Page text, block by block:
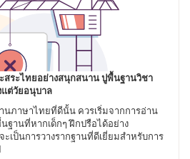
สระไทยอย่างสนุกสนาน ปูพื้นฐานวิชา
ต่วัยอนุบาล
นภาษาไทยที่ดีนั้น ควรเริ่มจากการอ่าน
ฐานที่หากเด็กๆ ฝึกปรือได้อย่าง
เป็นการวางรากฐานที่ดีเยี่ยมสำหรับการ